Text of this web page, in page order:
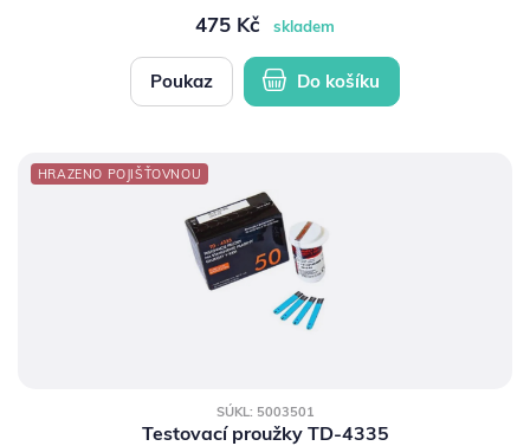
475 Kč skladem
Poukaz Do košíku
HRAZENO POJIŠŤOVNOU
SÚKL: 5003501
Testovací proužky TD-4335